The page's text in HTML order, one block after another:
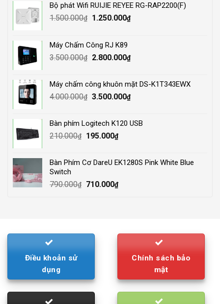
Bộ phát Wifi RUIJIE REYEE RG-RAP2200(F)
1.500.000₫
Original
1.500.000₫.
1.250.000₫Current
Máy Chấm Công RJ K89
3.500.000₫
Original
3.500.000₫.
2.800.000₫Current
2.800.000₫.
Máy chấm công khuôn mặt DS-K1T343EWX
4.000.000₫ Original
4.000.000₫.
3.500.000₫Current
3.500.000₫.
Bàn phím Logitech K120 USB
210.000₫
Original
210.000₫.
195.000₫Current
195.000₫.
Bàn Phím Cơ DareU EK1280S Pink White Blue
Switch
790.000₫
Original
710.000₫Current
Điều khoản sử
dụng
Chính sách bảo
mật